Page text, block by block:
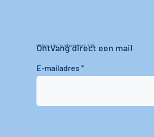
Ontvang gratis advies tegen kalk
Ontvang direct een mail
E-mailadres